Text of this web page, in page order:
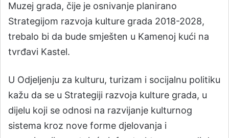
Muzej grada, čije je osnivanje planirano
Strategijom razvoja kulture grada 2018-2028,
trebalo bi da bude smješten u Kamenoj kući na
tvrđavi Kastel.
U Odjeljenju za kulturu, turizam i socijalnu politiku
kažu da se u Strategiji razvoja kulture grada, u
dijelu koji se odnosi na razvijanje kulturnog
sistema kroz nove forme djelovanja i